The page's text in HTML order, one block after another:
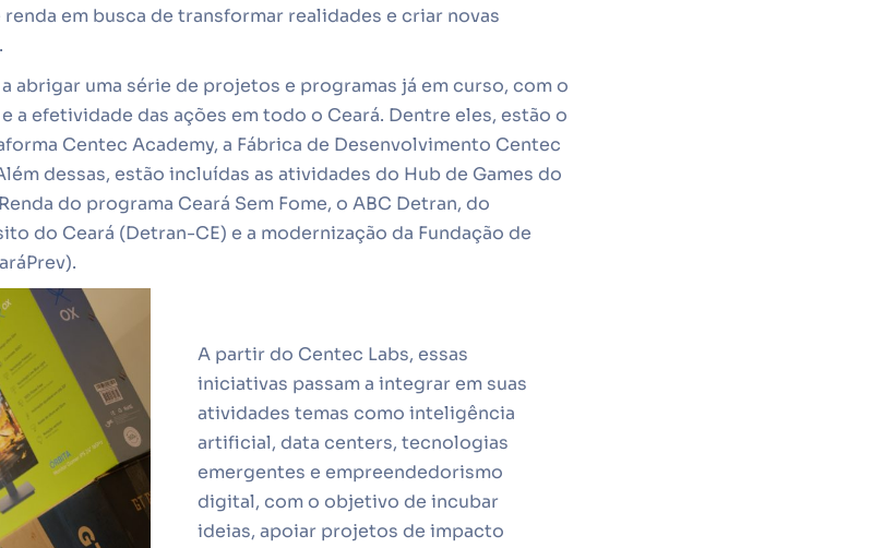
em busca de transformar realidades e criar novas
abrigar uma série de projetos e programas já em curso, com o
a efetividade das ações em todo o Ceará. Dentre eles, estão o
Centec Academy, a Fábrica de Desenvolvimento Centec
dessas, estão incluídas as atividades do Hub de Games do
do programa Ceará Sem Fome, o ABC Detran, do
do Ceará (Detran-CE) e a modernização da Fundação de
A partir do Centec Labs, essas
iniciativas passam a integrar em suas
atividades temas como inteligência
artificial, data centers, tecnologias
emergentes e empreendedorismo
digital, com o objetivo de incubar
ideias, apoiar projetos de impacto